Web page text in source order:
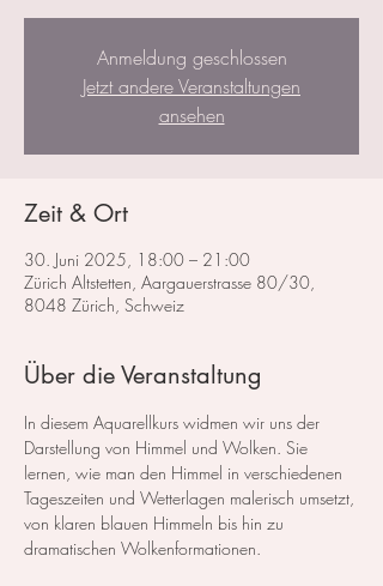
Anmeldung geschlossen
Jetzt andere Veranstaltungen
ansehen
Zeit & Ort
30. Juni 2025, 18:00 – 21:00
Zürich Altstetten, Aargauerstrasse 80/30,
8048 Zürich, Schweiz
Über die Veranstaltung
In diesem Aquarellkurs widmen wir uns der
Darstellung von Himmel und Wolken. Sie
lernen, wie man den Himmel in verschiedenen
Tageszeiten und Wetterlagen malerisch umsetzt,
von klaren blauen Himmeln bis hin zu
dramatischen Wolkenformationen.